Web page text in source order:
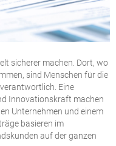
Meilenstein für das
weltweit größte
der
mit tausenden
Netzendpunkten im
nationalen
der USA
APC-Gateways
ermöglichen im
Rahmen des
sicherer machen. Dort, wo
sind Menschen für die
Eine
Innovationskraft machen
Unternehmen und einem
basieren im
auf der ganzen